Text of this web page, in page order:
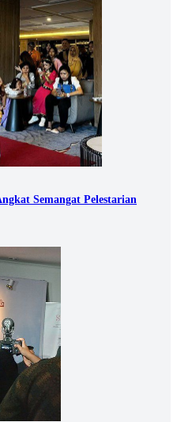
Semangat Pelestarian